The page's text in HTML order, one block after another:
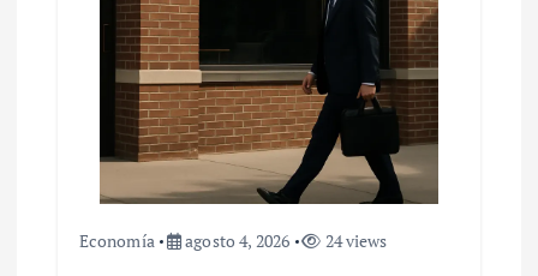
Economía agosto 4, 2026 24 views